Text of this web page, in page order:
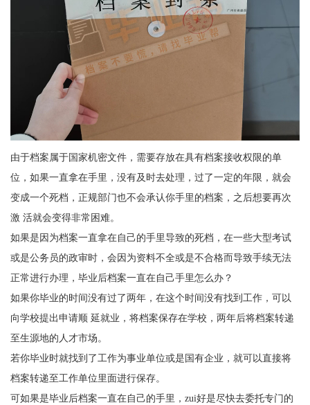
由于档案属于国家机密文件，需要存放在具有档案接收权限的单
位，如果一直拿在手里，没有及时去处理，过了一定的年限，就会
变成一个死档，正规部门也不会承认你手里的档案，之后想要再次
激 活就会变得非常困难。
如果是因为档案一直拿在自己的手里导致的死档，在一些大型考试
或是公务员的政审时，会因为资料不全或是不合格而导致手续无法
正常进行办理，毕业后档案一直在自己手里怎么办？
如果你毕业的时间没有过了两年，在这个时间没有找到工作，可以
向学校提出申请顺 延就业，将档案保存在学校，两年后将档案转递
至生源地的人才市场。
若你毕业时就找到了工作为事业单位或是国有企业 ，就可以直接将
档案转递至工作单位里面进行保存。
可如果是毕业后档案一直在自己的手里， zui好是尽快去委托专门的